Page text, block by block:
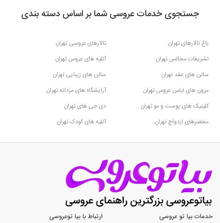
جستجوی خدمات عروسی شما بر اساس دسته بندی
باغ تالارهای تهران
تالارهای عروسی تهران
تشریفات مجالس تهران
آتلیه های عروس تهران
سالن های عقد تهران
سالن های زیبایی تهران
مزون های لباس عروس تهران
آرایشگاه های مردانه تهران
کلینیک های پوست و مو تهران
دی جی های تهران
محضرهای ازدواج تهران
آتلیه های کودک تهران
خدمات بیا تو عروسی ارتباط با بیا توعروسی